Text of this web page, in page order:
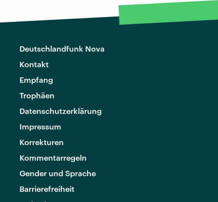
Deutschlandfunk Nova
Kontakt
Empfang
Trophäen
Datenschutzerklärung
Impressum
Korrekturen
Kommentarregeln
Gender und Sprache
Barrierefreiheit